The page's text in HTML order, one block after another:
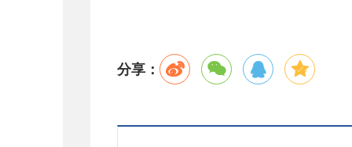
分享：